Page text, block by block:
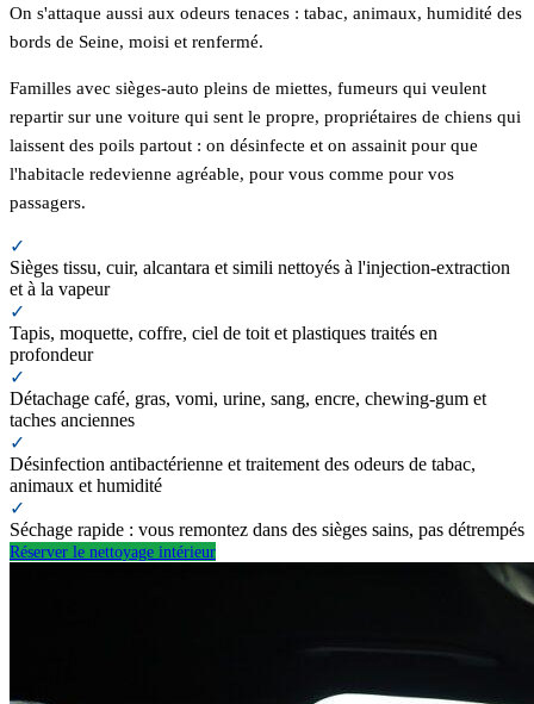
On s'attaque aussi aux odeurs tenaces : tabac, animaux, humidité des
bords de Seine, moisi et renfermé.
Familles avec sièges-auto pleins de miettes, fumeurs qui veulent
repartir sur une voiture qui sent le propre, propriétaires de chiens qui
laissent des poils partout : on désinfecte et on assainit pour que
l'habitacle redevienne agréable, pour vous comme pour vos
passagers.
✓
Sièges tissu, cuir, alcantara et simili nettoyés à l'injection-extraction
et à la vapeur
✓
Tapis, moquette, coffre, ciel de toit et plastiques traités en
profondeur
✓
Détachage café, gras, vomi, urine, sang, encre, chewing-gum et
taches anciennes
✓
Désinfection antibactérienne et traitement des odeurs de tabac,
animaux et humidité
✓
Séchage rapide : vous remontez dans des sièges sains, pas détrempés
Réserver le nettoyage intérieur